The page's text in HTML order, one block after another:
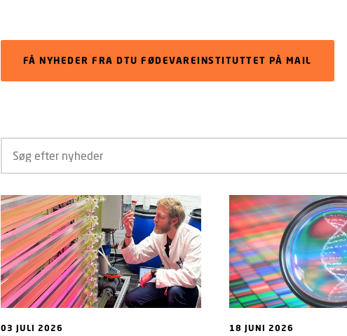
FÅ NYHEDER FRA DTU FØDEVAREINSTITUTTET PÅ MAIL
03 JULI 2026 18 JUNI 2026